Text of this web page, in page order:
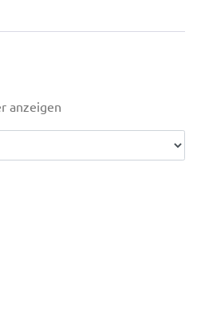
anzeigen